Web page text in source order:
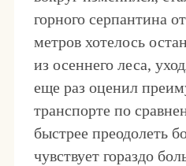
горного серпантина
метров хотелось
из осеннего леса,
еще раз оценил
транспорте по
быстрее преодолеть
чувствует гораздо